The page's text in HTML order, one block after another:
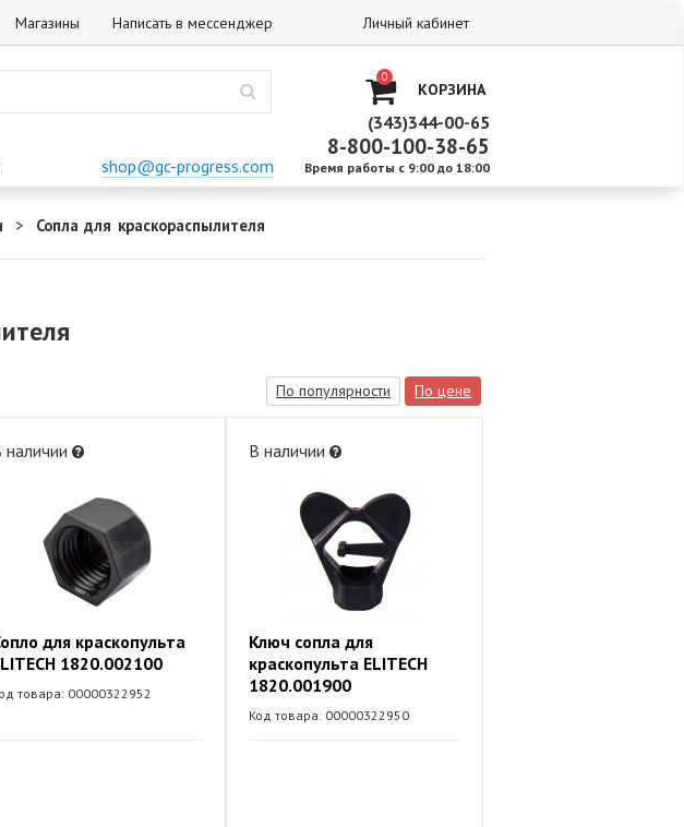
Магазины Написать в мессенджер Личный кабинет
0
КОРЗИНА
shop@gc-progress.com
(343)344-00-65
8-800-100-38-65
Время работы с 9:00 до 18:00
Сопла для краскораспылителя
По популярности По цене
наличии
для краскопульта
1820.002100
товара: 00000322952
В наличии
Ключ сопла для
краскопульта ELITECH
1820.001900
Код товара: 00000322950